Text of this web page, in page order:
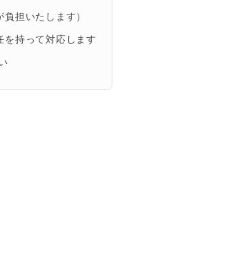
担いたします）
を持って対応します